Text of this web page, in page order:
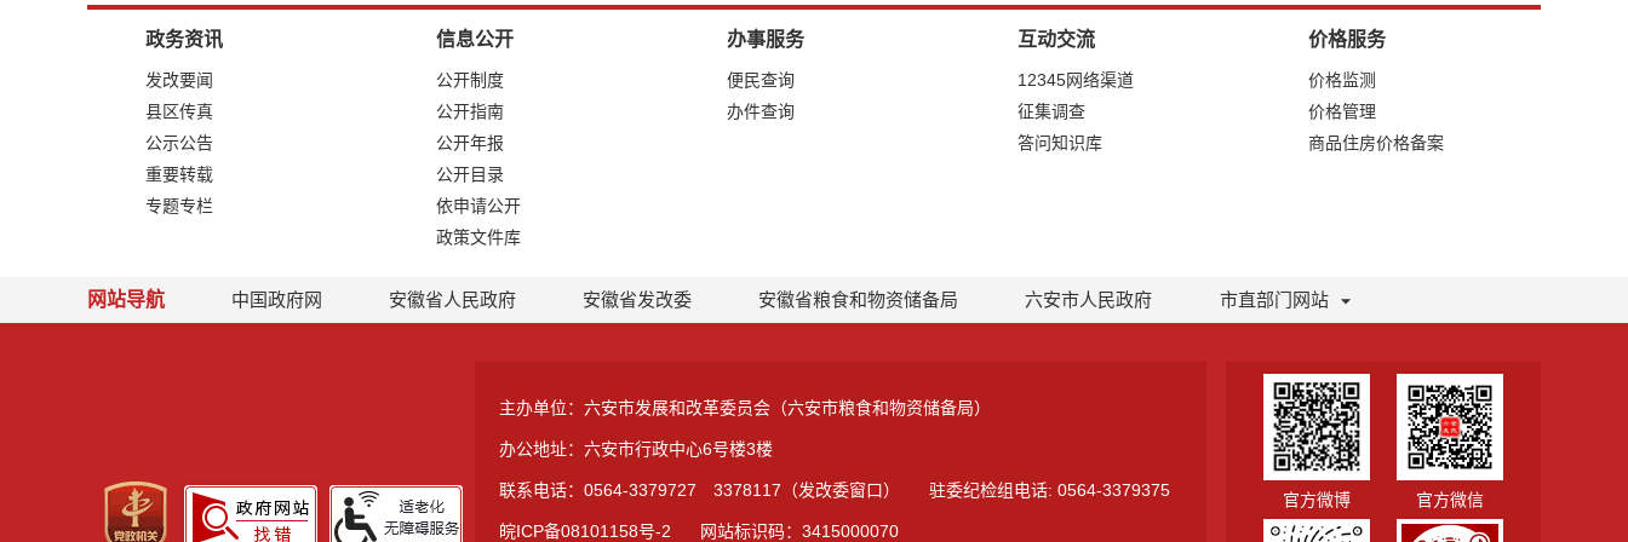
政务资讯
发改要闻
县区传真
公示公告
重要转载
专题专栏
信息公开
公开制度
公开指南
公开年报
公开目录
依申请公开
政策文件库
办事服务
便民查询
办件查询
互动交流
12345网络渠道
征集调查
答问知识库
价格服务
价格监测
价格管理
商品住房价格备案
网站导航 中国政府网 安徽省人民政府 安徽省发改委 安徽省粮食和物资储备局 六安市人民政府 市直部门网站
主办单位：六安市发展和改革委员会（六安市粮食和物资储备局）
办公地址：六安市行政中心6号楼3楼
联系电话：0564-3379727 3378117（发改委窗口） 驻委纪检组电话: 0564-3379375
皖ICP备08101158号-2 网站标识码：3415000070
官方微博 官方微信